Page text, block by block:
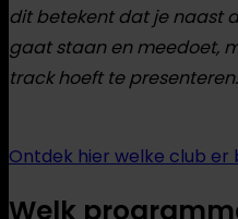
dit betekent dat je naast
gaat staan en meedoet,
track hoeft te presenteren.
Ontdek hier welke club er
Welk